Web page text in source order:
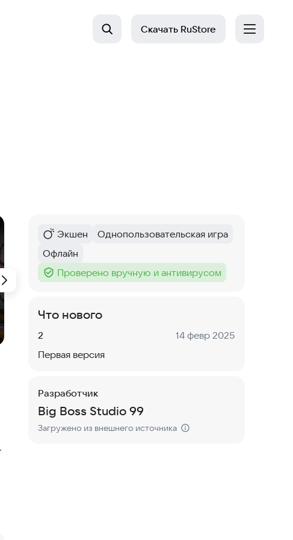
Скачать RuStore
Категория
Экшен
Тег:
Однопользовательская игра
Тег:
Офлайн
Тег :
Проверено вручную и антивирусом
Что нового
Версия:
2 Дата:
14 февр 2025
Первая версия
Разработчик
Big Boss Studio 99
Загружено из внешнего источника